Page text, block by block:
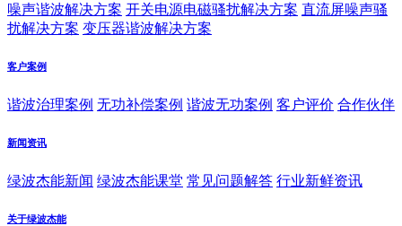
噪声谐波解决方案 开关电源电磁骚扰解决方案 直流屏噪声骚
扰解决方案 变压器谐波解决方案
客户案例
谐波治理案例 无功补偿案例 谐波无功案例 客户评价 合作伙伴
新闻资讯
绿波杰能新闻 绿波杰能课堂 常见问题解答 行业新鲜资讯
关于绿波杰能